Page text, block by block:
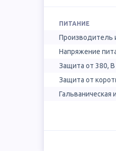
ПИТАНИЕ
Производитель
Напряжение
Защита от 380, В
Защита от
Гальваническая